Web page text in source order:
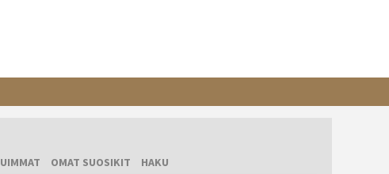
OMAT SUOSIKIT HAKU